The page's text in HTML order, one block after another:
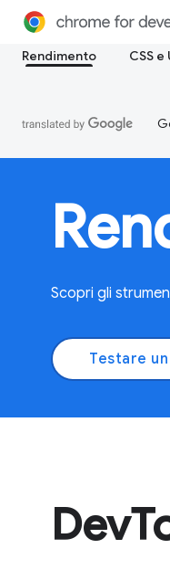
Rendimento CSS e
Scopri gli
Testare